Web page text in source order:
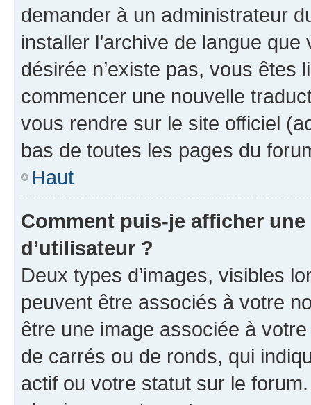
demander à un administrateur
installer l’archive de langue
désirée n’existe pas, vous êtes
commencer une nouvelle
vous rendre sur le site officiel
bas de toutes les pages du
Haut
Comment puis-je afficher
d’utilisateur ?
Deux types d’images, visibles
peuvent être associés à votre
être une image associée à
de carrés ou de ronds, qui
actif ou votre statut sur le